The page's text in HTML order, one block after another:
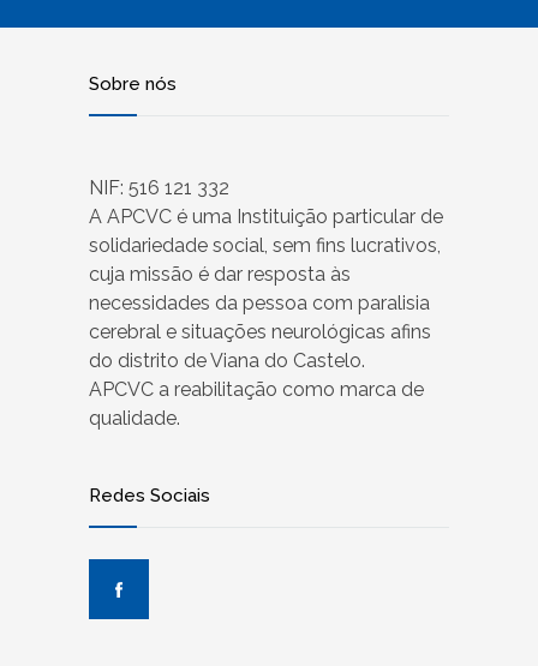
Sobre nós
NIF: 516 121 332
A APCVC é uma Instituição particular de
solidariedade social, sem fins lucrativos,
cuja missão é dar resposta às
necessidades da pessoa com paralisia
cerebral e situações neurológicas afins
do distrito de Viana do Castelo.
APCVC a reabilitação como marca de
qualidade.
Redes Sociais